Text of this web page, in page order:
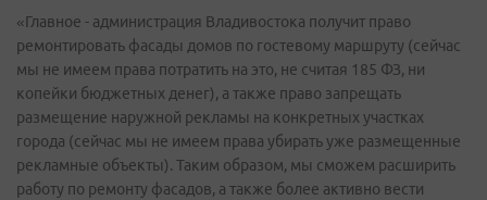
«Главное - администрация Владивостока получит право
ремонтировать фасады домов по гостевому маршруту (сейчас
мы не имеем права потратить на это, не считая 185 ФЗ, ни
копейки бюджетных денег), а также право запрещать
размещение наружной рекламы на конкретных участках
города (сейчас мы не имеем права убирать уже размещенные
рекламные объекты). Таким образом, мы сможем расширить
работу по ремонту фасадов, а также более активно вести